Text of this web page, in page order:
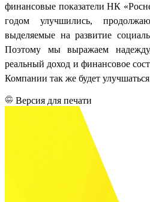
финансовые показатели НК
годом улучшились,
выделяемые на развитие
Поэтому мы выражаем
реальный доход и финансовое
Компании так же будет
Версия для печати